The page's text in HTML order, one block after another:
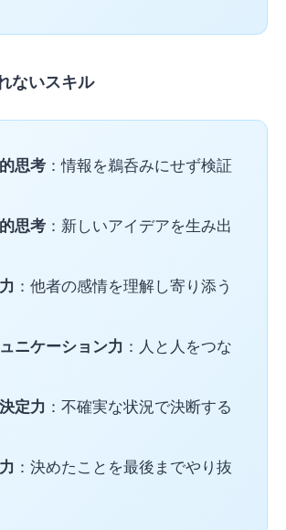
ないスキル
思考：情報を鵜呑みにせず検証
思考：新しいアイデアを生み出
：他者の感情を理解し寄り添う
ニケーション力 ：人と人をつな
定力 ：不確実な状況で決断する
：決めたことを最後までやり抜